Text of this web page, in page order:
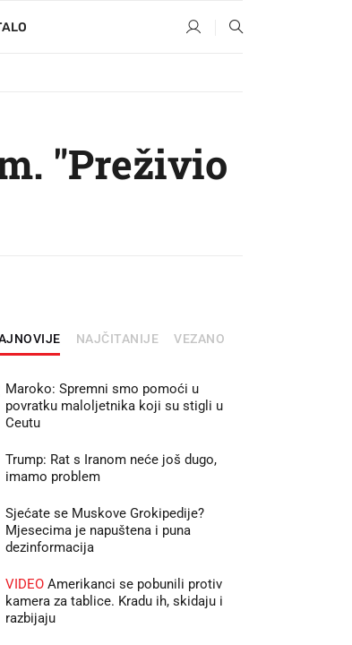
"Preživio
NAJČITANIJE VEZANO
Maroko: Spremni smo pomoći u
povratku maloljetnika koji su stigli u
Ceutu
Trump: Rat s Iranom neće još dugo,
imamo problem
Sjećate se Muskove Grokipedije?
Mjesecima je napuštena i puna
dezinformacija
VIDEO Amerikanci se pobunili protiv
kamera za tablice. Kradu ih, skidaju i
razbijaju